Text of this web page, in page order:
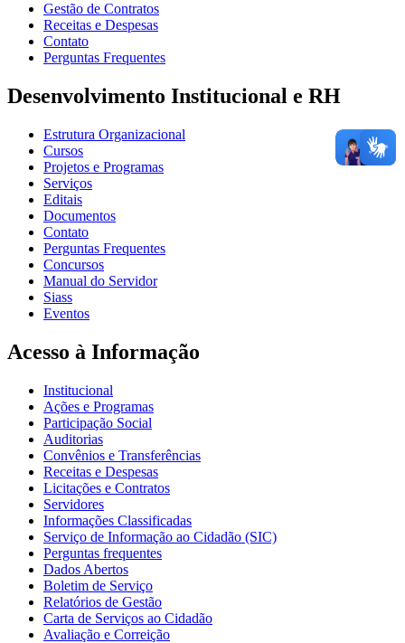
Gestão de Contratos
Receitas e Despesas
Contato
Perguntas Frequentes
Desenvolvimento Institucional e RH
Estrutura Organizacional
Cursos
Projetos e Programas
Serviços
Editais
Documentos
Contato
Perguntas Frequentes
Concursos
Manual do Servidor
Siass
Eventos
Acesso à Informação
Institucional
Ações e Programas
Participação Social
Auditorias
Convênios e Transferências
Receitas e Despesas
Licitações e Contratos
Servidores
Informações Classificadas
Serviço de Informação ao Cidadão (SIC)
Perguntas frequentes
Dados Abertos
Boletim de Serviço
Relatórios de Gestão
Carta de Serviços ao Cidadão
Avaliação e Correição